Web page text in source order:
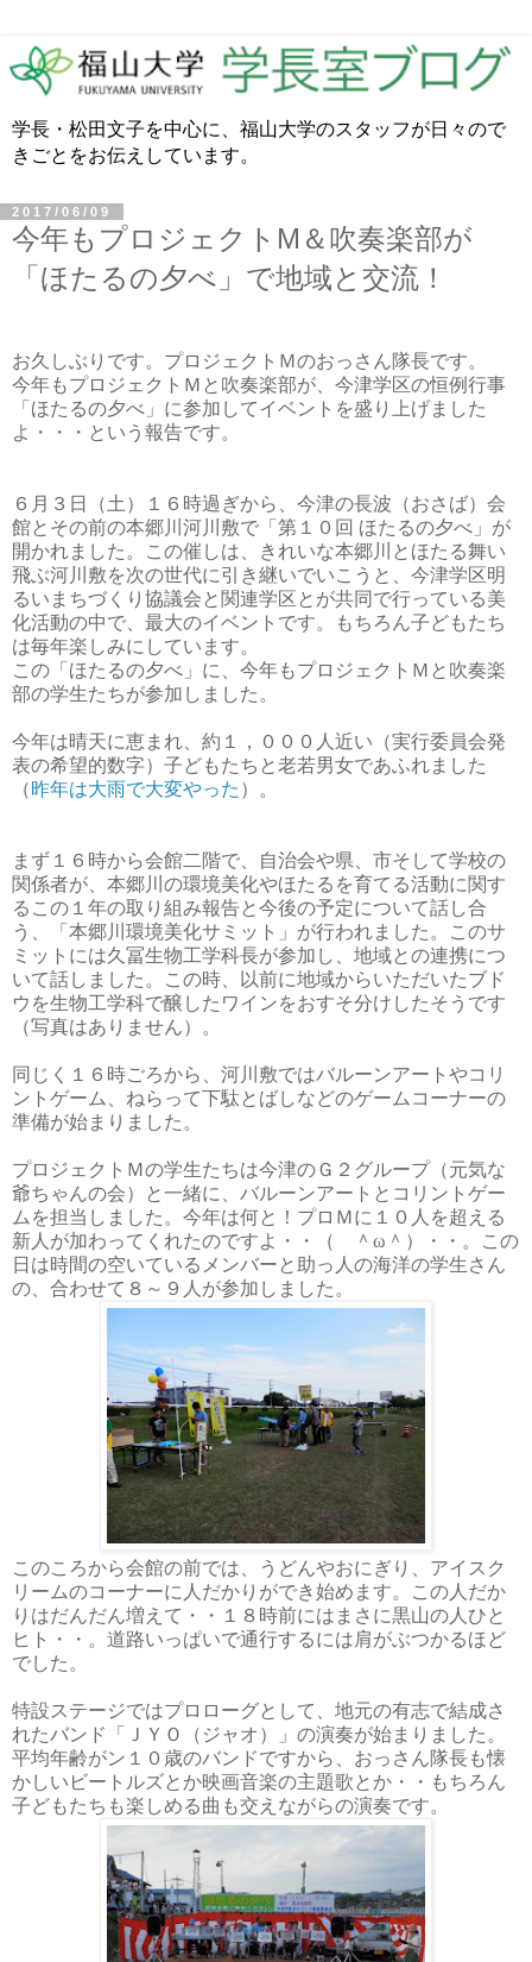
学長・松田文子を中心に、福山大学のスタッフが日々ので
きごとをお伝えしています。
2017/06/09
今年もプロジェクトM＆吹奏楽部が
「ほたるの夕べ」で地域と交流！
お久しぶりです。プロジェクトＭのおっさん隊長です。
今年もプロジェクトＭ と吹奏楽部が、今津学区の恒例行事
「ほたるの夕べ」に参加してイベントを盛り上げました
よ・・・という報告です。
６月３ 日（土）１６ 時過ぎから、今津の長波（おさば）会
館とその前の本郷川河川敷で「第１０ 回 ほたるの夕べ」が
開かれました。この催しは、きれいな本郷川とほたる舞い
飛ぶ河川敷を次の世代に引き継いでいこうと、今津学区明
るいまちづくり協議会と関連学区とが共同で行っている美
化活動の中で、最大のイベントです。もちろん子どもたち
は毎年楽しみにしています。
この「ほたるの夕べ」に、今年もプロジェクトＭ と吹奏楽
部の学生たちが参加しました。
今年は晴天に恵まれ、約１，０００ 人近い（実行委員会発
表の希望的数字）子どもたちと老若男女であふれました
（昨年は大雨で大変やった ）。
まず１６時から会館二階で、自治会や県、市そして学校の
関係者が、本郷川の環境美化やほたるを育てる活動に関す
るこの１ 年の取り組み報告と今後の予定について話し合
う、「本郷川環境美化サミット」が行われました。このサ
ミットには久冨生物工学科長が参加し、地域との連携につ
いて話しました。この時、以前に地域からいただいたブド
ウを生物工学科で醸したワインをおすそ分けしたそうです
（写真はありません）。
同じく１６ 時ごろから、河川敷ではバルーンアートやコリ
ントゲーム、ねらって下駄とばしなどのゲームコーナーの
準備が始まりました。
プロジェクトＭの学生たちは今津のＧ２ グループ（元気な
爺ちゃんの会）と一緒に、バルーンアートとコリントゲー
ムを担当しました。今年は何と！プロＭに１０ 人を超える
新人が加わってくれたのですよ・・（ ＾ω＾）・・。この
日は時間の空いているメンバーと助っ人の海洋の学生さん
の、合わせて８ ～９ 人が参加しました。
このころから会館の前では、うどんやおにぎり、アイスク
リームのコーナーに人だかりができ始めます。この人だか
りはだんだん増えて・・１８ 時前にはまさに黒山の人ひと
ヒト・・。道路いっぱいで通行するには肩がぶつかるほど
でした。
特設ステージではプロローグとして、地元の有志で結成さ
れたバンド「ＪＹＯ
（ジャオ）」の演奏が始まりました。
平均年齢がン１０ 歳のバンドですから、おっさん隊長も懐
かしいビートルズとか映画音楽の主題歌とか・・もちろん
子どもたちも楽しめる曲も交えながらの演奏です。